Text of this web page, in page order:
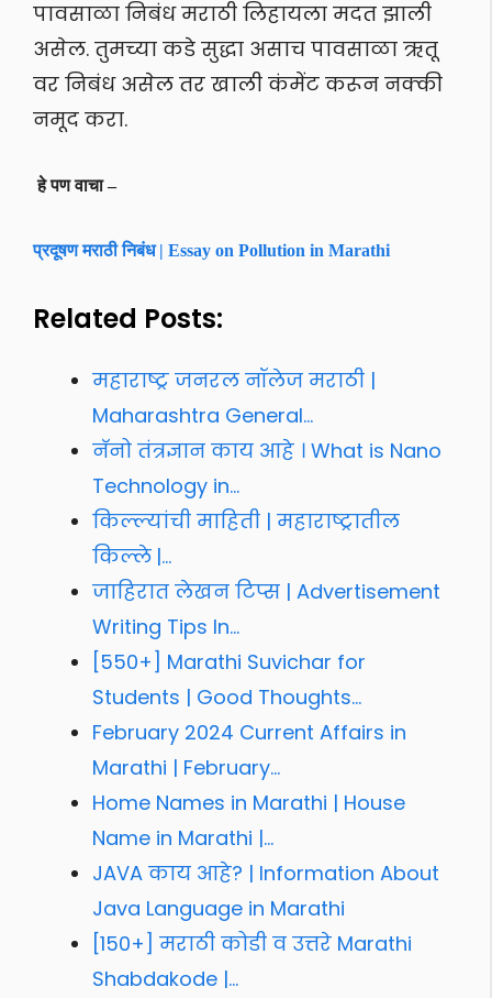
पावसाळा निबंध मराठी लिहायला मदत झाली
असेल. तुमच्या कडे सुद्धा असाच पावसाळा ऋतू
वर निबंध असेल तर खाली कंमेंट करून नक्की
नमूद करा.
हे पण वाचा –
प्रदूषण मराठी निबंध | Essay on Pollution in Marathi
Related Posts:
महाराष्ट्र जनरल नॉलेज मराठी |
Maharashtra General…
नॅनो तंत्रज्ञान काय आहे । What is Nano
Technology in…
किल्ल्यांची माहिती | महाराष्ट्रातील
किल्ले |…
जाहिरात लेखन टिप्स | Advertisement
Writing Tips In…
[550+] Marathi Suvichar for
Students | Good Thoughts…
February 2024 Current Affairs in
Marathi | February…
Home Names in Marathi | House
Name in Marathi |…
JAVA काय आहे? | Information About
Java Language in Marathi
[150+] मराठी कोडी व उत्तरे Marathi
Shabdakode |…